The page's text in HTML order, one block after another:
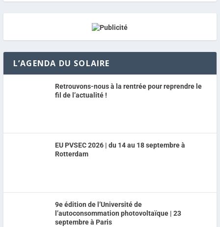
L’AGENDA DU SOLAIRE
Retrouvons-nous à la rentrée pour reprendre le
fil de l’actualité !
EU PVSEC 2026 | du 14 au 18 septembre à
Rotterdam
9e édition de l’Université de
l’autoconsommation photovoltaïque | 23
septembre à Paris